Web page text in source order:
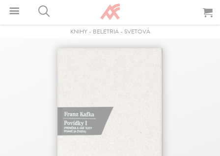
KNIHY- BELETRIA- SVETOVÁ